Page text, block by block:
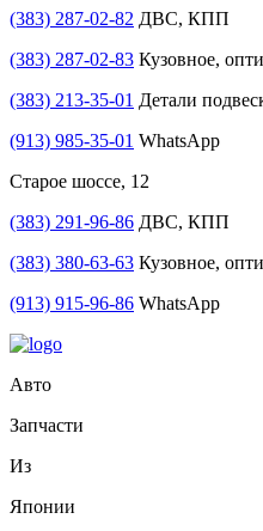
(383) 287-02-82 ДВС, КПП
(383) 287-02-83 Кузовное,
(383) 213-35-01 Детали
(913) 985-35-01 WhatsApp
Старое шоссе, 12
(383) 291-96-86 ДВС, КПП
(383) 380-63-63 Кузовное,
(913) 915-96-86 WhatsApp
Авто
Запчасти
Из
Японии